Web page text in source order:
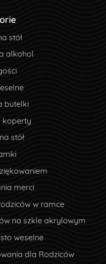
stół
alkohol
butelki
koperty
stół
merci
w ramce
na szkle akrylowym
weselne
dla Rodziców